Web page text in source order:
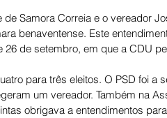
de Samora Correia e o vereador
benaventense. Este
26 de setembro, em que a CDU
para três eleitos. O PSD foi a
um vereador. Também na
obrigava a entendimentos